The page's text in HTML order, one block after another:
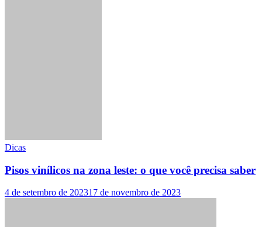
Dicas
Pisos vinílicos na zona leste: o que você precisa saber
4 de setembro de 202317 de novembro de 2023